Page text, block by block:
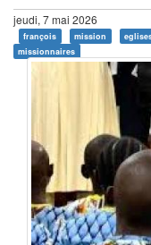
jeudi, 7 mai 2026
françois mission
missionnaires